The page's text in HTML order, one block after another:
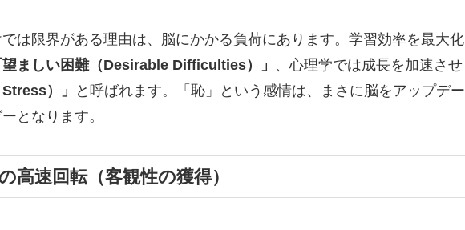
は限界がある理由は、脳にかかる負荷にあります。学習効率を最大化
ましい困難（Desirable Difficulties）」 、心理学では成長を加速させ
）」
と呼ばれます。「恥」という感情は、まさに脳をアップデー
となります。
高速回転（客観性の獲得）